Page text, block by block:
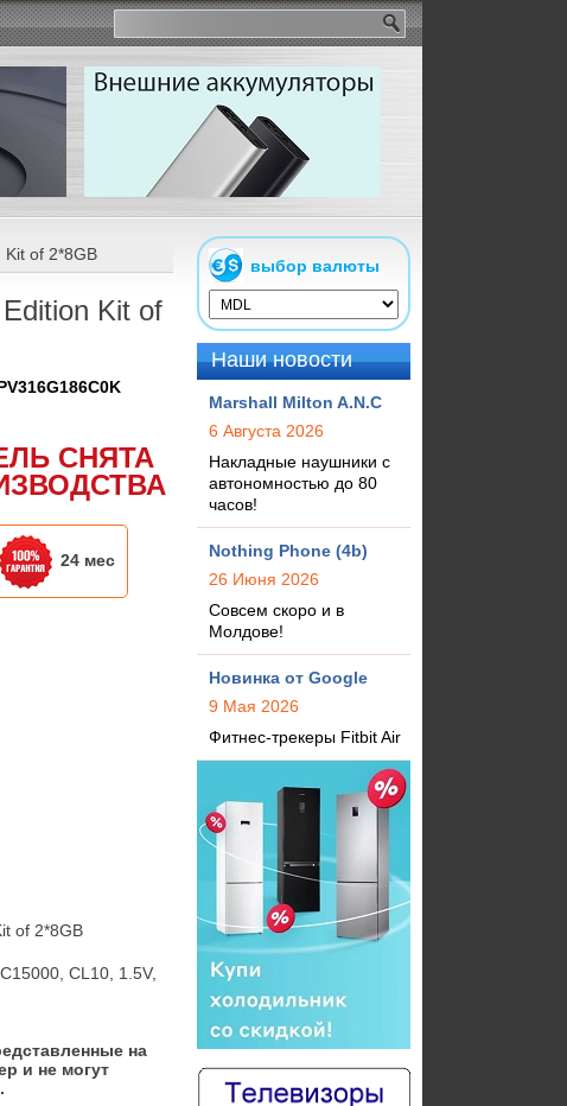
Kit of 2*8GB
Kit of
СНЯТА
24 мес
of 2*8GB
CL10, 1.5V,
на
и не могут
выбор валюты
Наши новости
Marshall Milton A.N.C
6 Августа 2026
Накладные наушники с
автономностью до 80
часов!
Nothing Phone (4b)
26 Июня 2026
Совсем скоро и в
Молдове!
Новинка от Google
9 Мая 2026
Фитнес-трекеры Fitbit Air